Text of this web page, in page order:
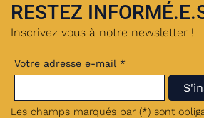
RESTEZ
Inscrivez vous à notre newsletter !
Votre adresse e-mail *
Les champs marqués par (*) sont